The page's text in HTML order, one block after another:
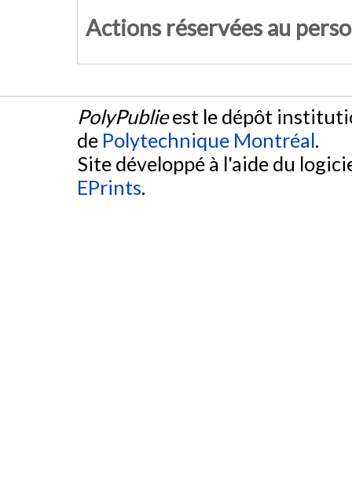
Actions réservées au
PolyPublieest le dépôt
de Polytechnique Montréal.
Site développé à l'aide du
EPrints.